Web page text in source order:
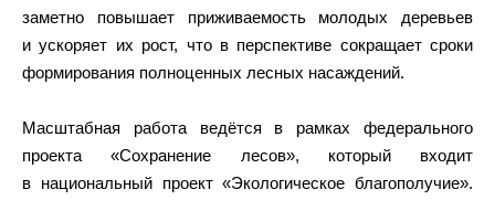
заметно повышает приживаемость молодых деревьев
и ускоряет их рост, что в перспективе сокращает сроки
формирования полноценных лесных насаждений.
Масштабная работа ведётся в рамках федерального
проекта «Сохранение лесов», который входит
в национальный проект «Экологическое благополучие».